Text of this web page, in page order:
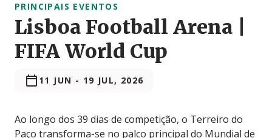
PRINCIPAIS EVENTOS
Lisboa Football Arena |
FIFA World Cup
11 JUN - 19 JUL, 2026
Ao longo dos 39 dias de competição, o Terreiro do
Paço transforma-se no palco principal do Mundial de